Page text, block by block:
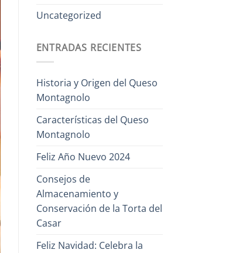
Uncategorized
ENTRADAS RECIENTES
Historia y Origen del Queso
Montagnolo
Características del Queso
Montagnolo
Feliz Año Nuevo 2024
Consejos de
Almacenamiento y
Conservación de la Torta del
Casar
Feliz Navidad: Celebra la